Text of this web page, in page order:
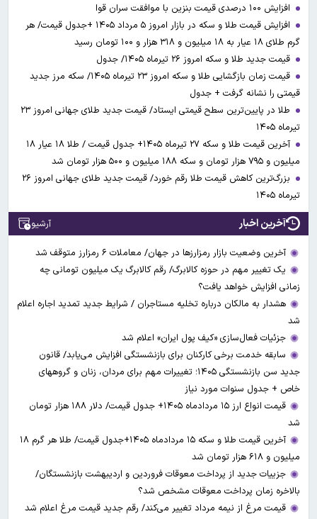
افزایش ۱۰۰ درصدی قیمت بنزین با موافقت سران قوا
افزایش قیمت طلا و سکه در بازار امروز ۵ مرداد ۱۴۰۵ +جدول قیمت/ هر
گرم طلای ۱۸ عیار به ۱۸ میلیون و ۳۱۸ هزار و ۱۰۰ تومان رسید
قیمت جدید طلا و سکه امروز ۲۶ تیرماه ۱۴۰۵/ جدول
قیمت زمان بازگشایی طلا و سکه امروز ۲۳ تیرماه ۱۴۰۵/ سکه مرز جدید
قیمتی را نشانه گرفت + جدول
طلا در پایین‌ترین سطح قیمتی ایستاد/ قیمت جدید طلای جهانی امروز ۲۳
تیرماه ۱۴۰۵
آخرین قیمت طلا و سکه ۲۷ تیرماه ۱۴۰۵+ جدول قیمت / طلا ۱۸ عیار ۱۸
میلیون و ۷۹۵ هزار تومان و سکه ۱۸۸ میلیون و ۵۰۰ هزار تومان شد
بزرگ‌ترین کاهش قیمت طلا رقم خورد/ قیمت جدید طلای جهانی امروز ۲۶
تیرماه ۱۴۰۵
آخرین اخبار آرشیو
آخرین وضعیت بازار رمزارزها در جهان/ معاملات ۶ رمزارز متوقف شد
یک تغییر مهم در حوزه کالابرگ/ رقم کالابرگ یک میلیون تومانی چه
زمانی افزایش خواهد یافت؟
هشدار به مالکان درباره تخلیه مستاجران / شرایط جدید تمدید اجاره اعلام
شد
جزئیات فعال‌سازی «کیف پول ایران» اعلام شد
سابقه خدمت برخی کارکنان برای بازنشستگی افزایش می‌یابد/ قانون
جدید سن بازنشستگی ۱۴۰۵؛ تغییرات مهم برای مردان، زنان و گروههای
خاص + جدول سنوات مورد نیاز
قیمت انواع ارز ۱۵ مردادماه ۱۴۰۵+ جدول قیمت/ دلار ۱۸۸ هزار تومان
شد
آخرین قیمت طلا و سکه ۱۵ مردادماه ۱۴۰۵+جدول قیمت/ طلا هر گرم ۱۸
میلیون و ۶۱۸ هزار تومان شد
جزییات جدید از پرداخت معوقات فروردین و اردیبهشت بازنشستگان/
بالاخره زمان پرداخت معوقات مشخص شد؟
قیمت مرغ از نیمه مرداد تغییر می‌کند/ رقم جدید قیمت مرغ اعلام شد